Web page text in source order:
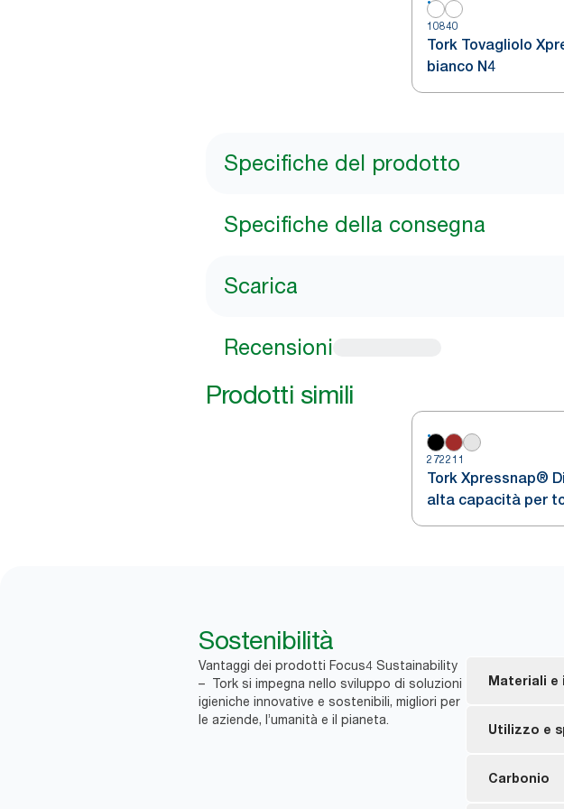
10840
Tork Tovagliolo
bianco N4
Specifiche del prodotto
Specifiche della consegna
Scarica
Recensioni
Prodotti simili
272211
Tork Xpressnap®
alta capacità per
Sostenibilità
Vantaggi dei prodotti Focus4 Sustainability
– Tork si impegna nello sviluppo di soluzioni
igieniche innovative e sostenibili, migliori per
le aziende, l’umanità e il pianeta.
Materiali e
FSC®
Utilizzo e
Il
Carbonio